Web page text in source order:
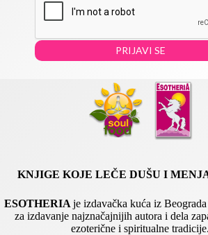
E
a
PRIJAVI SE
KNJIGE KOJE LEČE DUŠU I
ESOTHERIAje izdavačka kuća iz
za izdavanje najznačajnijih autora i dela
ezoterične i spiritualne tradicije.